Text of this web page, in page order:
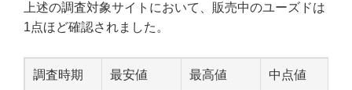
上述の調査対象サイトにおいて、販売中のユーズドは
1点ほど確認されました。
調査時期 最安値 最高値 中点値